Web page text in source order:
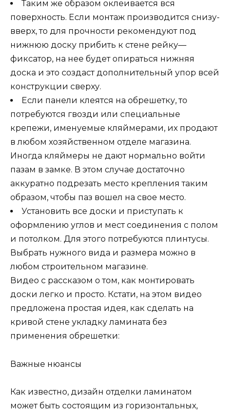
Таким же образом оклеивается вся
поверхность. Если монтаж производится снизу-
вверх, то для прочности рекомендуют под
нижнюю доску прибить к стене рейку—
фиксатор, на нее будет опираться нижняя
доска и это создаст дополнительный упор всей
конструкции сверху.
Если панели клеятся на обрешетку, то
потребуются гвозди или специальные
крепежи, именуемые кляймерами, их продают
в любом хозяйственном отделе магазина.
Иногда кляймеры не дают нормально войти
пазам в замке. В этом случае достаточно
аккуратно подрезать место крепления таким
образом, чтобы паз вошел на свое место.
Установить все доски и приступать к
оформлению углов и мест соединения с полом
и потолком. Для этого потребуются плинтусы.
Выбрать нужного вида и размера можно в
любом строительном магазине.
Видео с рассказом о том, как монтировать
доски легко и просто. Кстати, на этом видео
предложена простая идея, как сделать на
кривой стене укладку ламината без
применения обрешетки:
Важные нюансы
Как известно, дизайн отделки ламинатом
может быть состоящим из горизонтальных,